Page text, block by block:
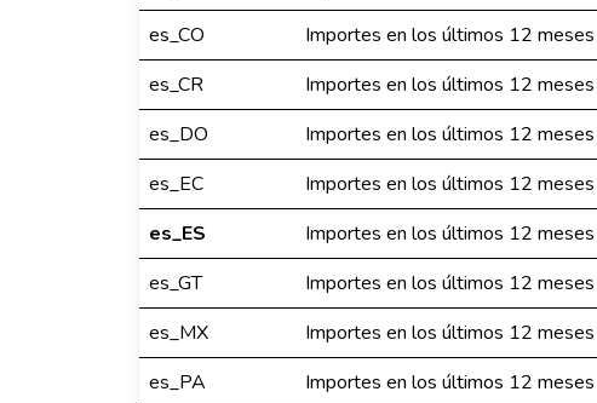
es_CO
Importes en los últimos 12 meses
es_CR
Importes en los últimos 12 meses
es_DO
Importes en los últimos 12 meses
es_EC
Importes en los últimos 12 meses
es_ES
Importes en los últimos 12 meses
es_GT
Importes en los últimos 12 meses
es_MX
Importes en los últimos 12 meses
es_PA
Importes en los últimos 12 meses